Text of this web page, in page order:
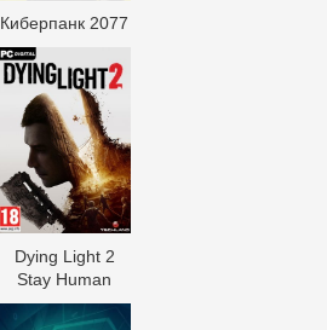
Киберпанк 2077
Dying Light 2
Stay Human